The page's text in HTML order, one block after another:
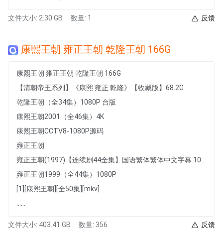
文件大小: 2.30 GB 数量: 1 反馈
康熙王朝 雍正王朝 乾隆王朝 166G
康熙王朝 雍正王朝 乾隆王朝 166G
【清朝帝王系列】《康熙 雍正 乾隆》【收藏版】68.2G
乾隆王朝（全34集）1080P 台版
康熙王朝2001（全46集）4K
康熙王朝CCTV8-1080P源码
雍正王朝
雍正王朝1999（全44集）1080P
[1][康熙王朝][全50集][mkv]
文件大小: 403.41 GB 数量: 356 反馈